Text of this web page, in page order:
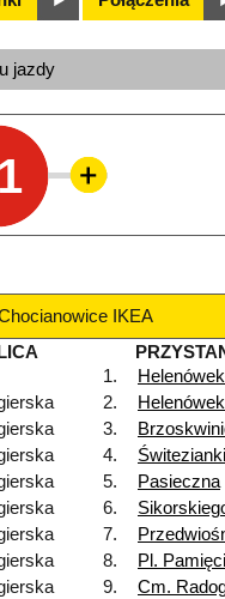
jazdy
IKEA
1.
2.
3.
4. Świtezianki
5. Pasieczna
6.
7.
8. Pl.
9. Cm.